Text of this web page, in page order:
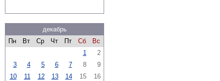
декабрь
Пн
Вт Ср Чт Пт Сб
Вс
1
2
3
4 5 6 7 8
9
10
11 12 13 14 15
16